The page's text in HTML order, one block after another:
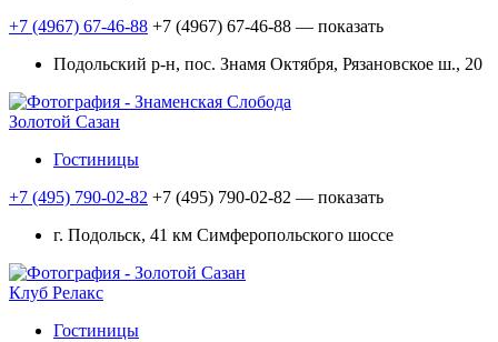
+7 (4967) 67-46-88 +7 (4967) 67-46-88 — показать
Подольский р-н, пос. Знамя Октября, Рязановское ш., 20
Золотой Сазан
Гостиницы
+7 (495) 790-02-82 +7 (495) 790-02-82 — показать
г. Подольск, 41 км Симферопольского шоссе
Клуб Релакс
Гостиницы